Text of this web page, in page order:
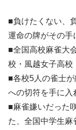
■負けたくない、
運命の牌がその手
■全国高校麻雀大
校・風越女子高校
■各校5人の雀士
への切符を手に入
■麻雀嫌いだった
た、全国中学生麻